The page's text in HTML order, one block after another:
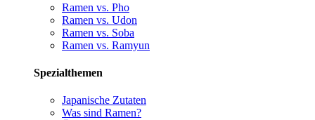
Ramen vs. Pho
Ramen vs. Udon
Ramen vs. Soba
Ramen vs. Ramyun
Spezialthemen
Japanische Zutaten
Was sind Ramen?